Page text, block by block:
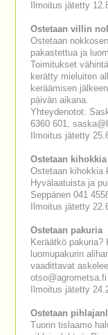
Ilmoitus jätetty
Ostetaan villin
Ostetaan
pakastettua ja
Toimitukset
kerätty mieluiten
keräämisen
päivän aikana.
Yhteydenotot:
6360 601,
Ilmoitus jätetty
Ostetaan kihokkia
Ostetaan kihokkia
Hyvälaatuista ja
Seppänen 041
Ilmoitus jätetty
Ostetaan pakuria
Keräätkö pakuria?
luomupakurin
vaadittavat
otso@agrometsa.fi
Ilmoitus jätetty
Ostetaan
Tuorin tislaamo